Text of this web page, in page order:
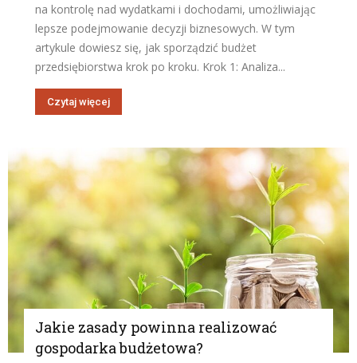
na kontrolę nad wydatkami i dochodami, umożliwiając
lepsze podejmowanie decyzji biznesowych. W tym
artykule dowiesz się, jak sporządzić budżet
przedsiębiorstwa krok po kroku. Krok 1: Analiza...
Czytaj więcej
Jakie zasady powinna realizować
gospodarka budżetowa?